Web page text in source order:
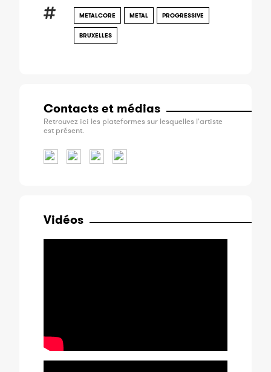
METALCORE METAL PROGRESSIVE
BRUXELLES
Contacts et médias
Retrouvez ici les plateformes sur lesquelles l'artiste
est présent.
Vidéos